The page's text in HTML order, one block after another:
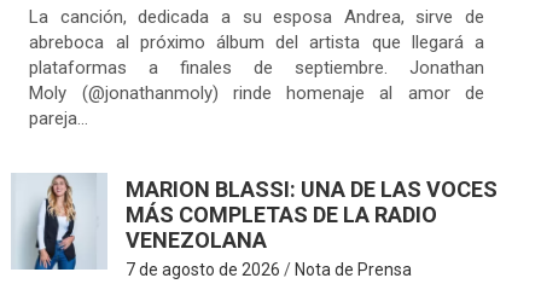
La canción, dedicada a su esposa Andrea, sirve de
abreboca al próximo álbum del artista que llegará a
plataformas a finales de septiembre. Jonathan
Moly (@jonathanmoly) rinde homenaje al amor de
pareja…
MARION BLASSI: UNA DE LAS VOCES
MÁS COMPLETAS DE LA RADIO
VENEZOLANA
7 de agosto de 2026 Nota de Prensa